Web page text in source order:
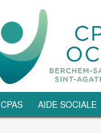
CPAS AIDE SOCIALE